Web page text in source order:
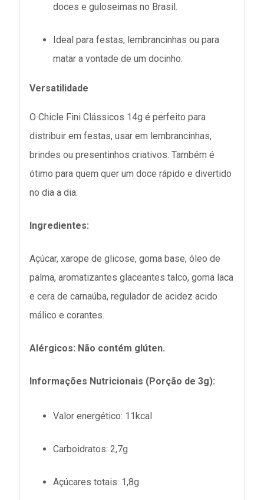
doces e guloseimas no Brasil.
Ideal para festas, lembrancinhas ou para
matar a vontade de um docinho.
Versatilidade
O Chicle Fini Clássicos 14g é perfeito para
distribuir em festas, usar em lembrancinhas,
brindes ou presentinhos criativos. Também é
ótimo para quem quer um doce rápido e divertido
no dia a dia.
Ingredientes:
Açúcar, xarope de glicose, goma base, óleo de
palma, aromatizantes glaceantes talco, goma laca
e cera de carnaúba, regulador de acidez acido
málico e corantes.
Alérgicos: Não contém glúten.
Informações Nutricionais (Porção de 3g):
Valor energético: 11kcal
Carboidratos: 2,7g
Açúcares totais: 1,8g